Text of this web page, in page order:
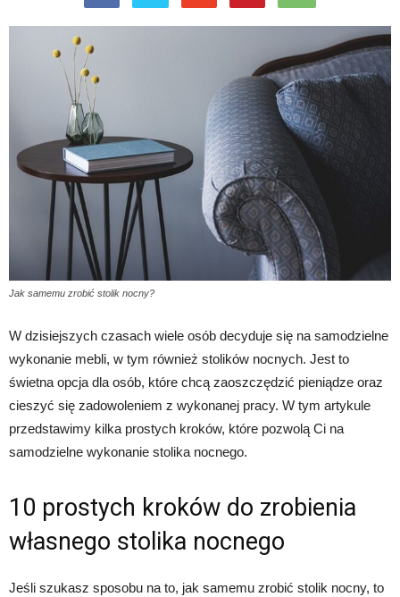
Jak samemu zrobić stolik nocny?
W dzisiejszych czasach wiele osób decyduje się na samodzielne
wykonanie mebli, w tym również stolików nocnych. Jest to
świetna opcja dla osób, które chcą zaoszczędzić pieniądze oraz
cieszyć się zadowoleniem z wykonanej pracy. W tym artykule
przedstawimy kilka prostych kroków, które pozwolą Ci na
samodzielne wykonanie stolika nocnego.
10 prostych kroków do zrobienia
własnego stolika nocnego
Jeśli szukasz sposobu na to, jak samemu zrobić stolik nocny, to